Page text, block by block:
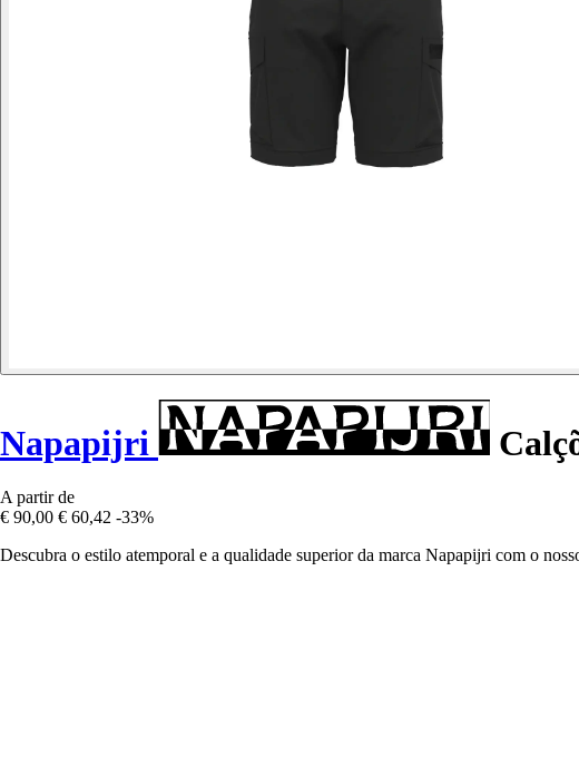
Napapijri
A partir de
€ 90,00 € 60,42 -33%
Descubra o estilo atemporal e a qualidade superior da marca Napapijri com o